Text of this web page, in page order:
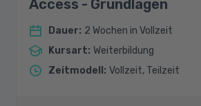
Access - Grundlagen
Dauer: 2 Wochen in Vollzeit
Kursart: Weiterbildung
Zeitmodell: Vollzeit, Teilzeit